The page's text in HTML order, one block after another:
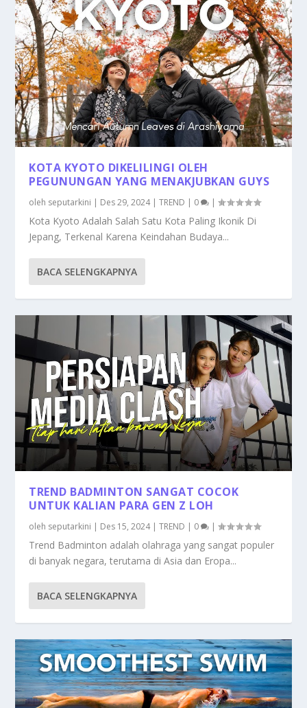
KOTA KYOTO DIKELILINGI OLEH
PEGUNUNGAN YANG MENAKJUBKAN GUYS
oleh seputarkini | Des 29, 2024|TREND | 0 |
Kota Kyoto Adalah Salah Satu Kota Paling Ikonik Di
Jepang, Terkenal Karena Keindahan Budaya...
BACA SELENGKAPNYA
TREND BADMINTON SANGAT COCOK
UNTUK KALIAN PARA GEN Z LOH
oleh seputarkini | Des 15, 2024|TREND | 0 |
Trend Badminton adalah olahraga yang sangat populer
di banyak negara, terutama di Asia dan Eropa...
BACA SELENGKAPNYA